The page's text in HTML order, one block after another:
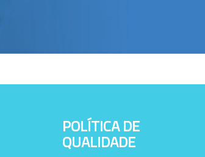
POLÍTICA DE
QUALIDADE